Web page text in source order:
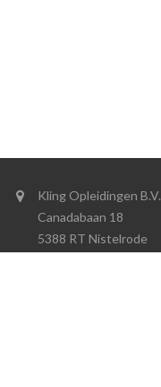
Kling Opleidingen B.V.
Canadabaan 18
5388 RT Nistelrode